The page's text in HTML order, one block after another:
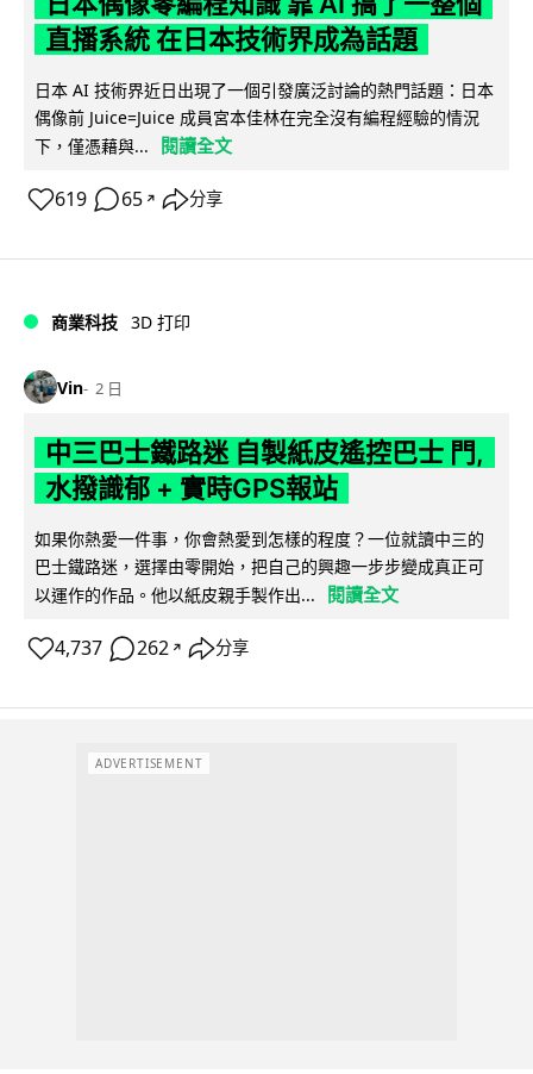
直播系統 在日本技術界成為話題
日本 AI 技術界近日出現了一個引發廣泛討論的熱門話題：日本
偶像前 Juice=Juice 成員宮本佳林在完全沒有編程經驗的情況
下，僅憑藉與...
閱讀全文
619 65 ↗ 分享
商業科技 3D 打印
Vin 2 日
中三巴士鐵路迷 自製紙皮遙控巴士 門,
水撥識郁 + 實時GPS報站
如果你熱愛一件事，你會熱愛到怎樣的程度？一位就讀中三的
巴士鐵路迷，選擇由零開始，把自己的興趣一步步變成真正可
以運作的作品。他以紙皮親手製作出...
閱讀全文
4,737 262 ↗ 分享
ADVERTISEMENT